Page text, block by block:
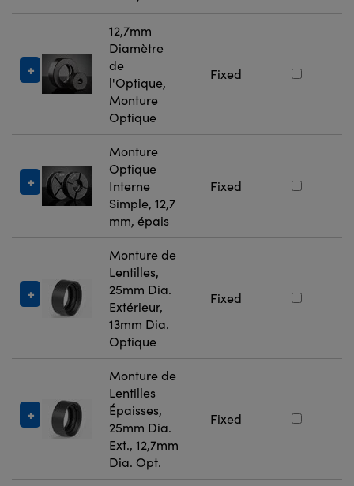
12,7mm
Diamètre
de
l'Optique,
Monture
Optique
Fixed
Monture
Optique
Interne
Simple, 12,7
mm, épais
Fixed
Monture de
Lentilles,
25mm Dia.
Extérieur,
13mm Dia.
Optique
Fixed
Monture de
Lentilles
Épaisses,
25mm Dia.
Ext., 12,7mm
Dia. Opt.
Fixed